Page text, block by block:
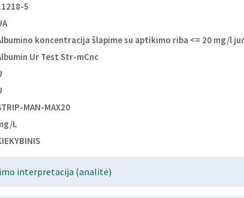
5
koncentracija šlapime su aptikimo riba <= 20 mg/l
Ur Test Str-mCnc
MAN-MAX20
L
interpretacija (analitė)